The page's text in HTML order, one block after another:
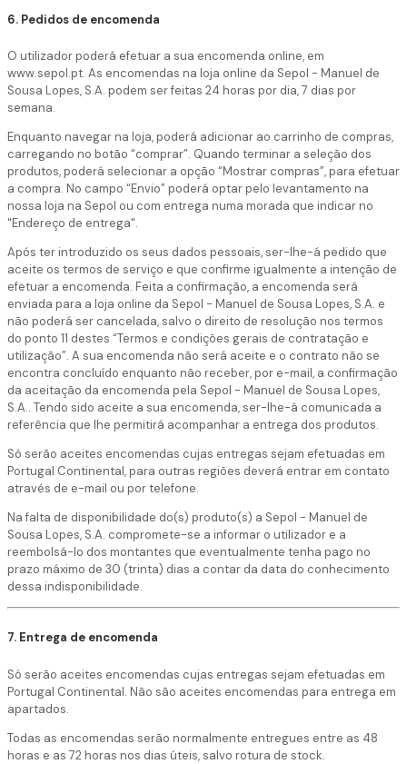
6. Pedidos de encomenda
O utilizador poderá efetuar a sua encomenda online, em
www.sepol.pt. As encomendas na loja online da Sepol - Manuel de
Sousa Lopes, S.A. podem ser feitas 24 horas por dia, 7 dias por
semana.
Enquanto navegar na loja, poderá adicionar ao carrinho de compras,
carregando no botão “comprar”. Quando terminar a seleção dos
produtos, poderá selecionar a opção “Mostrar compras”, para efetuar
a compra. No campo “Envio” poderá optar pelo levantamento na
nossa loja na Sepol ou com entrega numa morada que indicar no
"Endereço de entrega".
Após ter introduzido os seus dados pessoais, ser-lhe-á pedido que
aceite os termos de serviço e que confirme igualmente a intenção de
efetuar a encomenda. Feita a confirmação, a encomenda será
enviada para a loja online da Sepol - Manuel de Sousa Lopes, S.A. e
não poderá ser cancelada, salvo o direito de resolução nos termos
do ponto 11 destes “Termos e condições gerais de contratação e
utilização”. A sua encomenda não será aceite e o contrato não se
encontra concluído enquanto não receber, por e-mail, a confirmação
da aceitação da encomenda pela Sepol - Manuel de Sousa Lopes,
S.A.. Tendo sido aceite a sua encomenda, ser-lhe-á comunicada a
referência que lhe permitirá acompanhar a entrega dos produtos.
Só serão aceites encomendas cujas entregas sejam efetuadas em
Portugal Continental, para outras regiões deverá entrar em contato
através de e-mail ou por telefone.
Na falta de disponibilidade do(s) produto(s) a Sepol - Manuel de
Sousa Lopes, S.A. compromete-se a informar o utilizador e a
reembolsá-lo dos montantes que eventualmente tenha pago no
prazo máximo de 30 (trinta) dias a contar da data do conhecimento
dessa indisponibilidade.
7. Entrega de encomenda
Só serão aceites encomendas cujas entregas sejam efetuadas em
Portugal Continental. Não são aceites encomendas para entrega em
apartados.
Todas as encomendas serão normalmente entregues entre as 48
horas e as 72 horas nos dias úteis, salvo rotura de stock.